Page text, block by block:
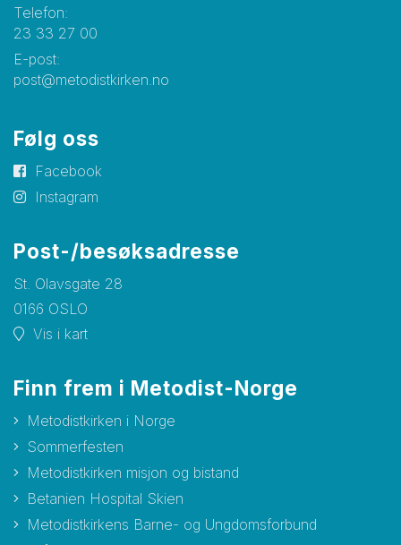
Telefon:
23 33 27 00
E-post:
post@metodistkirken.no
Følg oss
Facebook
Instagram
Post-/besøksadresse
St. Olavsgate 28
0166 OSLO
Vis i kart
Finn frem i Metodist-Norge
Metodistkirken i Norge
Sommerfesten
Metodistkirken misjon og bistand
Betanien Hospital Skien
Metodistkirkens Barne- og Ungdomsforbund